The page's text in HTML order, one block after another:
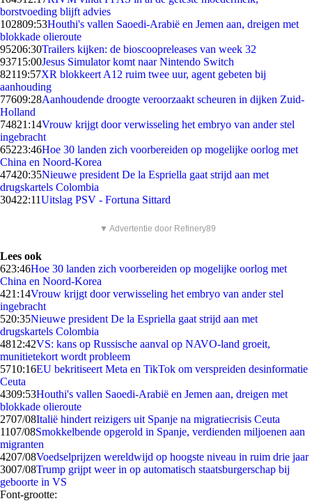
borstvoeding blijft advies
102809:53Houthi's vallen Saoedi-Arabië en Jemen aan, dreigen met
blokkade olieroute
95206:30Trailers kijken: de bioscoopreleases van week 32
93715:00Jesus Simulator komt naar Nintendo Switch
82119:57XR blokkeert A12 ruim twee uur, agent gebeten bij
aanhouding
77609:28Aanhoudende droogte veroorzaakt scheuren in dijken Zuid-
Holland
74821:14Vrouw krijgt door verwisseling het embryo van ander stel
ingebracht
65223:46Hoe 30 landen zich voorbereiden op mogelijke oorlog met
China en Noord-Korea
47420:35Nieuwe president De la Espriella gaat strijd aan met
drugskartels Colombia
30422:11Uitslag PSV - Fortuna Sittard
▼ Advertentie door Refinery89
Lees ook
623:46Hoe 30 landen zich voorbereiden op mogelijke oorlog met
China en Noord-Korea
421:14Vrouw krijgt door verwisseling het embryo van ander stel
ingebracht
520:35Nieuwe president De la Espriella gaat strijd aan met
drugskartels Colombia
4812:42VS: kans op Russische aanval op NAVO-land groeit,
munitietekort wordt probleem
5710:16EU bekritiseert Meta en TikTok om verspreiden desinformatie
Ceuta
4309:53Houthi's vallen Saoedi-Arabië en Jemen aan, dreigen met
blokkade olieroute
2707/08Italië hindert reizigers uit Spanje na migratiecrisis Ceuta
1107/08Smokkelbende opgerold in Spanje, verdienden miljoenen aan
migranten
4207/08Voedselprijzen wereldwijd op hoogste niveau in ruim drie jaar
3007/08Trump grijpt weer in op automatisch staatsburgerschap bij
geboorte in VS
Font-grootte: